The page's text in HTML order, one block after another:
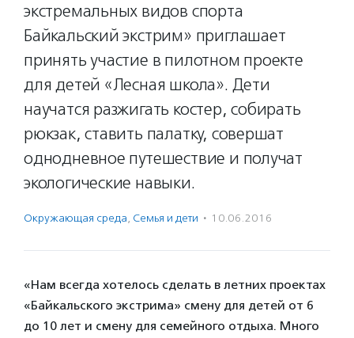
экстремальных видов спорта
Байкальский экстрим» приглашает
принять участие в пилотном проекте
для детей «Лесная школа». Дети
научатся разжигать костер, собирать
рюкзак, ставить палатку, совершат
однодневное путешествие и получат
экологические навыки.
Окружающая среда, Семья и дети · 10.06.2016
«Нам всегда хотелось сделать в летних проектах
«Байкальского экстрима» смену для детей от 6
до 10 лет и смену для семейного отдыха. Много